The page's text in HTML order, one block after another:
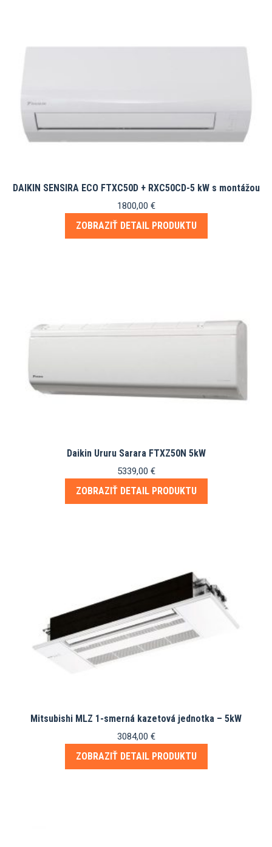
DAIKIN SENSIRA ECO FTXC50D + RXC50CD-5 kW s montážou
1800,00 €
ZOBRAZIŤ DETAIL PRODUKTU
Daikin Ururu Sarara FTXZ50N 5kW
5339,00 €
ZOBRAZIŤ DETAIL PRODUKTU
Mitsubishi MLZ 1-smerná kazetová jednotka – 5kW
3084,00 €
ZOBRAZIŤ DETAIL PRODUKTU